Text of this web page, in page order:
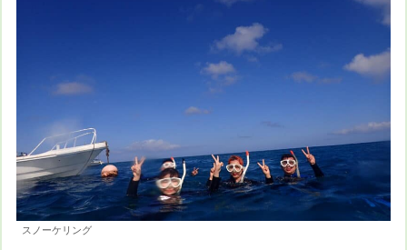
スノーケリング